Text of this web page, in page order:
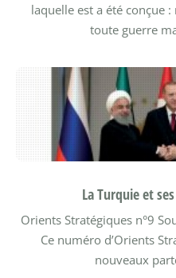
laquelle est a été conçue
toute guerre
La Turquie et
Orients Stratégiques n°9
Ce numéro d’Orients
nouveaux